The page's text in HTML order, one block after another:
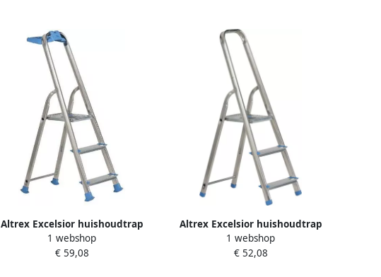
Altrex Excelsior huishoudtrap
Handy+ 3-treeds 500253
1 webshop
€ 59,08
Altrex Excelsior huishoudtrap
Handy 3-treeds 500243
1 webshop
€ 52,08